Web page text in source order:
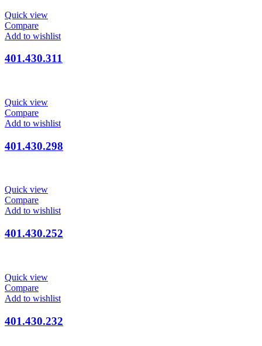
Quick view
Compare
Add to wishlist
401.430.311
Quick view
Compare
Add to wishlist
401.430.298
Quick view
Compare
Add to wishlist
401.430.252
Quick view
Compare
Add to wishlist
401.430.232